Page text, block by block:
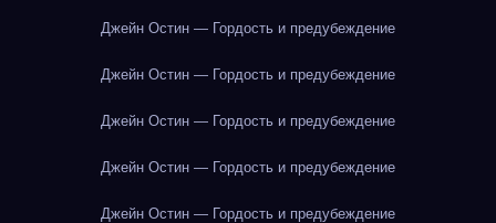
Джейн Остин — Гордость и предубеждение
Джейн Остин — Гордость и предубеждение
Джейн Остин — Гордость и предубеждение
Джейн Остин — Гордость и предубеждение
Джейн Остин — Гордость и предубеждение